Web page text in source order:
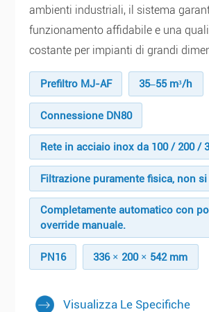
ambienti industriali, il sistema
funzionamento affidabile e una
costante per impianti di grandi
Prefiltro MJ-AF 35–55 m³/h
Connessione DN80
Rete in acciaio inox da 100 / 200 /
Filtrazione puramente fisica, non
Completamente automatico con
override manuale.
PN16 336 × 200 × 542 mm
Visualizza Le Specifiche